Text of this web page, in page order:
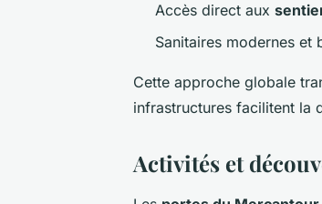
Accès direct aux
Sanitaires modernes et
Cette approche globale
infrastructures facilitent la
Activités et